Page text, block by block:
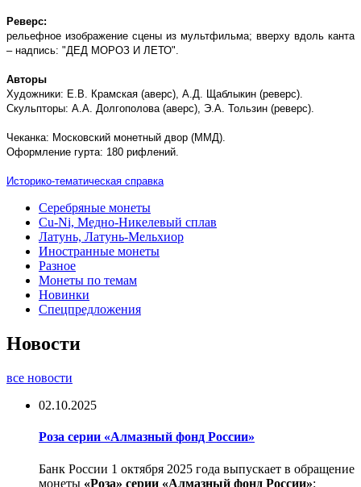
Реверс:
рельефное изображение сцены из мультфильма; вверху вдоль канта
– надпись: "ДЕД МОРОЗ И ЛЕТО".
Авторы
Художники: Е.В. Крамская (аверс), А.Д. Щаблыкин (реверс).
Скульпторы: А.А. Долгополова (аверс), Э.А. Тользин (реверс).
Чеканка: Московский монетный двор (ММД).
Оформление гурта: 180 рифлений.
Историко-тематическая справка
Серебряные монеты
Cu-Ni, Медно-Никелевый сплав
Латунь, Латунь-Мельхиор
Иностранные монеты
Разное
Монеты по темам
Новинки
Спецпредложения
Новости
все новости
02.10.2025
Роза серии «Алмазный фонд России»
Банк России 1 октября 2025 года выпускает в обращение
монеты «Роза» серии «Алмазный фонд России»: